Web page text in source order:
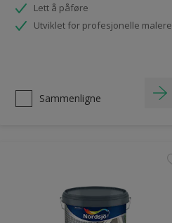
Lett å påføre
Utviklet for profesjonelle malere
Sammenligne